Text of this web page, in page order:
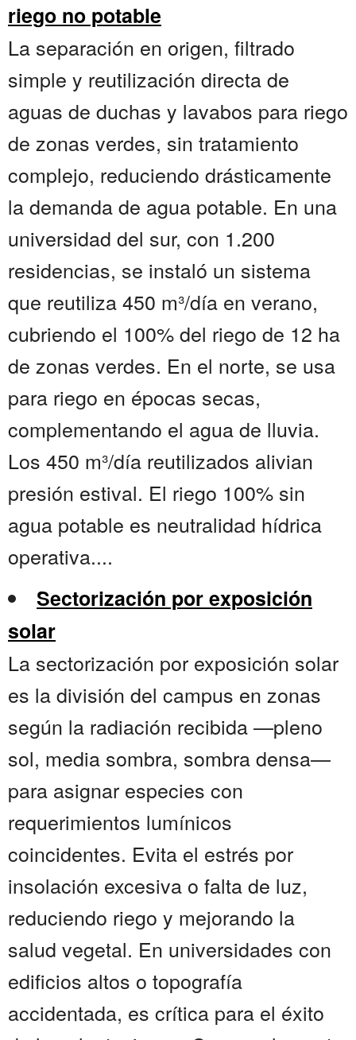
riego no potable
La separación en origen, filtrado
simple y reutilización directa de
aguas de duchas y lavabos para riego
de zonas verdes, sin tratamiento
complejo, reduciendo drásticamente
la demanda de agua potable. En una
universidad del sur, con 1.200
residencias, se instaló un sistema
que reutiliza 450 m³/día en verano,
cubriendo el 100% del riego de 12 ha
de zonas verdes. En el norte, se usa
para riego en épocas secas,
complementando el agua de lluvia.
Los 450 m³/día reutilizados alivian
presión estival. El riego 100% sin
agua potable es neutralidad hídrica
operativa....
Sectorización por exposición
solar
La sectorización por exposición solar
es la división del campus en zonas
según la radiación recibida —pleno
sol, media sombra, sombra densa—
para asignar especies con
requerimientos lumínicos
coincidentes. Evita el estrés por
insolación excesiva o falta de luz,
reduciendo riego y mejorando la
salud vegetal. En universidades con
edificios altos o topografía
accidentada, es crítica para el éxito